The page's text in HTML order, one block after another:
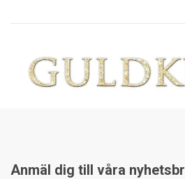
Anmäl dig till våra